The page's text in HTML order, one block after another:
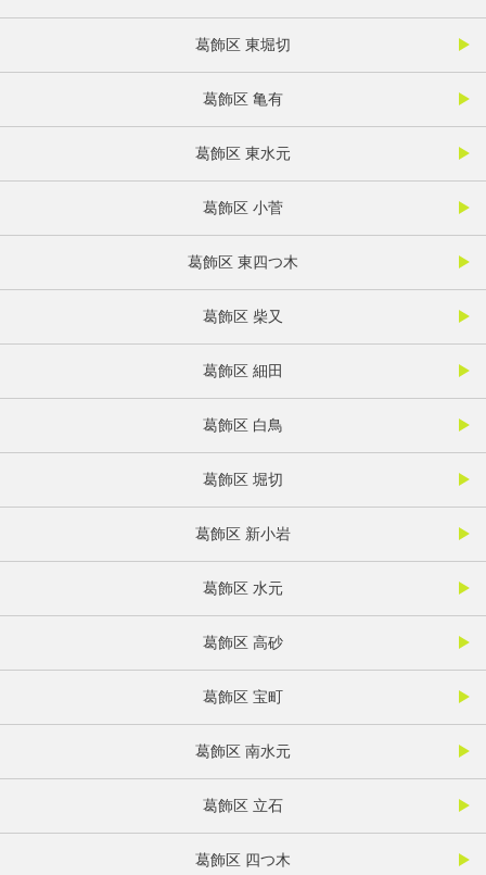
葛飾区 東堀切
葛飾区 亀有
葛飾区 東水元
葛飾区 小菅
葛飾区 東四つ木
葛飾区 柴又
葛飾区 細田
葛飾区 白鳥
葛飾区 堀切
葛飾区 新小岩
葛飾区 水元
葛飾区 高砂
葛飾区 宝町
葛飾区 南水元
葛飾区 立石
葛飾区 四つ木